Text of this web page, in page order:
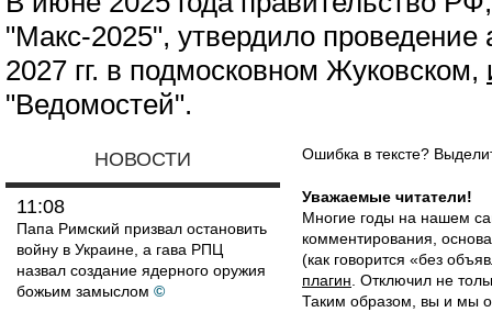
"Макс-2025", утвердило проведение
2027 гг. в подмосковном Жуковском,
"Ведомостей".
НОВОСТИ
11:08
Папа Римский призвал остановить
войну в Украине, а гава РПЦ
назвал создание ядерного оружия
божьим замыслом ©
Ошибка в тексте?
Уважаемые читатели!
Многие годы на нашем
комментирования,
(как говорится «без
плагин . Отключил не
Таким образом, вы и мы